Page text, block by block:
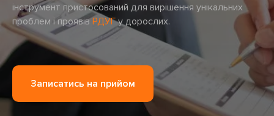
інструмент пристосований для вирішення унікальних
проблем і проявівРДУГу дорослих.
Записатись на прийом